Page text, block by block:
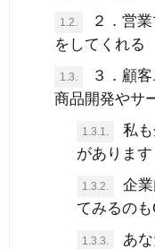
1.2.
２．営
をしてくれる
1.3.
３．顧
商品開発やサ
1.3.1.
私
があります
1.3.2.
企
てみるのも
1.3.3.
あ